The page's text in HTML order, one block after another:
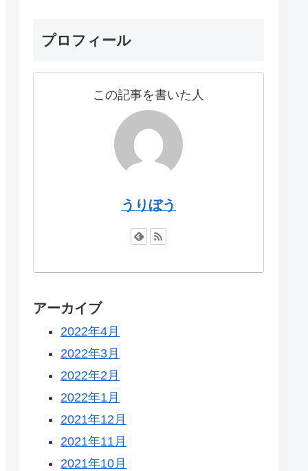
プロフィール
この記事を書いた人
うりぼう
アーカイブ
2022年4月
2022年3月
2022年2月
2022年1月
2021年12月
2021年11月
2021年10月